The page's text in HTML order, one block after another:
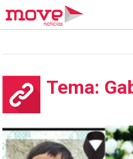
Tema: